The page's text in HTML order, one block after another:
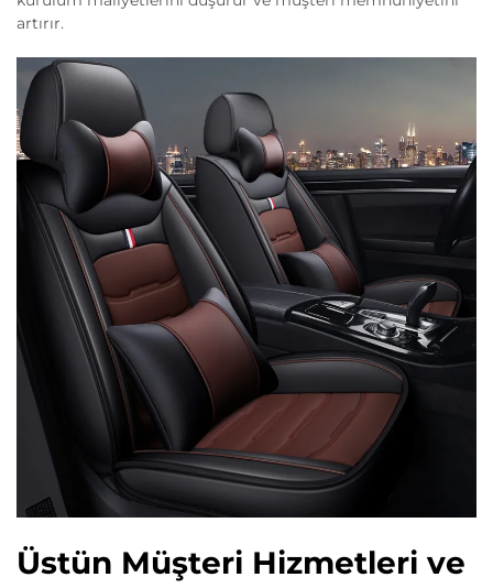
artırır.
Üstün Müşteri Hizmetleri ve